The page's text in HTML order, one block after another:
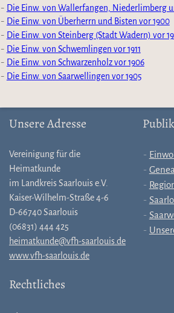
Die Einw. von Wallerfangen, Niederlimberg
Die Einw. von Überherrn und Bisten vor 1900
Die Einw. von Steinberg (Stadt Wadern) vor
Die Einw. von Schwemlingen vor 1911
Die Einw. von Schwarzenholz vor 1906
Die Einw. von Saarwellingen vor 1905
Unsere Adresse
Vereinigung für die
Heimatkunde
im Landkreis Saarlouis e.V.
Kaiser-Wilhelm-Straße 4-6
D-66740 Saarlouis
(06831) 444 425
heimatkunde@vfh-saarlouis.de
www.vfh-saarlouis.de
Rechtliches